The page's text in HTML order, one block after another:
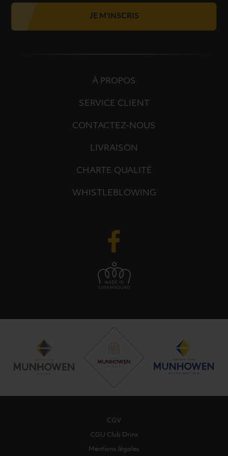
JE M'INSCRIS
À PROPOS
SERVICE CLIENT
CONTACTEZ-NOUS
LIVRAISON
CHARTE QUALITÉ
WHISTLEBLOWING
CGV
CGU Club Drinx
Mentions légales